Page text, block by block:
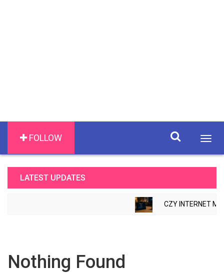
FOLLOW
LATEST UPDATES
CZY INTERNET
Nothing Found